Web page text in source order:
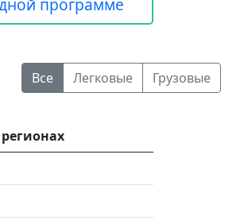
Все Легковые Грузовые